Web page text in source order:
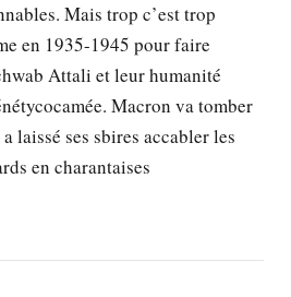
Mais trop c’est trop
en 1935-1945 pour faire
Attali et leur humanité
Macron va tomber
laissé ses sbires accabler les
en charantaises